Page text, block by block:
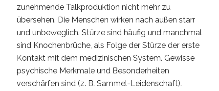
zunehmende Talkproduktion nicht mehr zu
übersehen. Die Menschen wirken nach außen starr
und unbeweglich. Stürze sind häufig und manchmal
sind Knochenbrüche, als Folge der Stürze der erste
Kontakt mit dem medizinischen System. Gewisse
psychische Merkmale und Besonderheiten
verschärfen sind (z. B. Sammel-Leidenschaft).